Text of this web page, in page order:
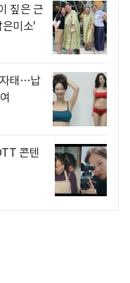
짚은 근
미소'
자태…납
콘텐